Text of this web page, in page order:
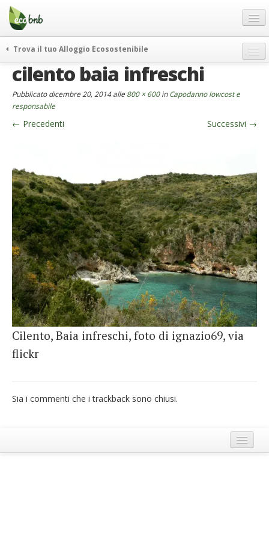
Menu
Salta
contenuto
Offerte Speciali
Regali
FAQ
Chi Siamo
Contatti
Italiano
German
English
Spanish
French
Italiano
Trova il tuo Alloggio Ecosostenibile
weekend green
curiosità
vivere e viaggiare verde
rassegna stampa
cilento baia infreschi
Pubblicatodicembre 20, 2014alle 800 × 600inCapodanno lowcost e
responsabile
← Precedenti Successivi →
Cilento, Baia infreschi, foto di ignazio69, via
flickr
Sia i commenti che i trackback sono chiusi.